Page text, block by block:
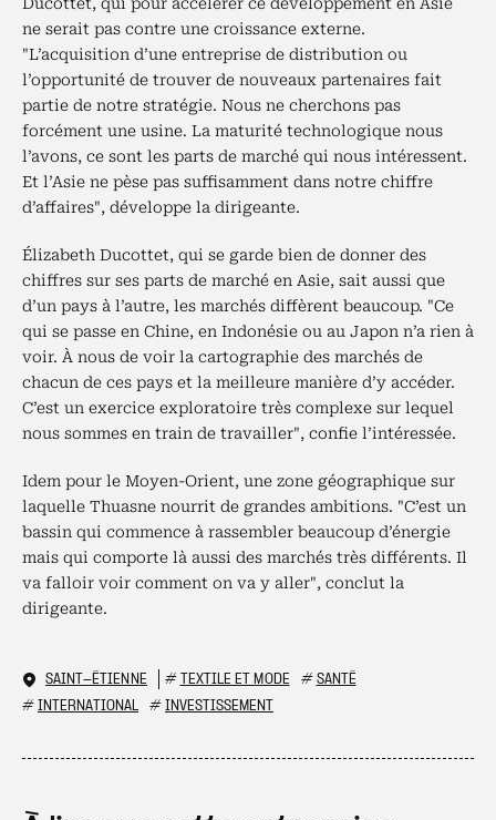
ne serait pas contre une croissance externe.
"L’acquisition d’une entreprise de distribution ou
l’opportunité de trouver de nouveaux partenaires fait
partie de notre stratégie. Nous ne cherchons pas
forcément une usine. La maturité technologique nous
l’avons, ce sont les parts de marché qui nous intéressent.
Et l’Asie ne pèse pas suffisamment dans notre chiffre
d’affaires", développe la dirigeante.
Élizabeth Ducottet, qui se garde bien de donner des
chiffres sur ses parts de marché en Asie, sait aussi que
d’un pays à l’autre, les marchés diffèrent beaucoup. "Ce
qui se passe en Chine, en Indonésie ou au Japon n’a rien à
voir. À nous de voir la cartographie des marchés de
chacun de ces pays et la meilleure manière d’y accéder.
C’est un exercice exploratoire très complexe sur lequel
nous sommes en train de travailler", confie l’intéressée.
Idem pour le Moyen-Orient, une zone géographique sur
laquelle Thuasne nourrit de grandes ambitions. "C’est un
bassin qui commence à rassembler beaucoup d’énergie
mais qui comporte là aussi des marchés très différents. Il
va falloir voir comment on va y aller", conclut la
dirigeante.
SAINT-ÉTIENNE # TEXTILE ET MODE # SANTÉ
# INTERNATIONAL # INVESTISSEMENT